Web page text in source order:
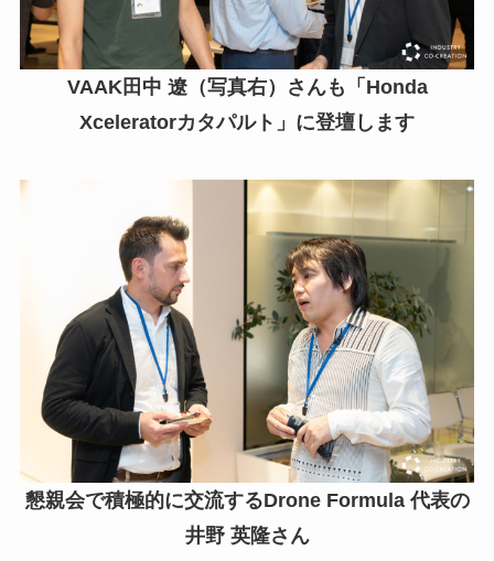
VAAK田中 遼（写真右）さんも「Honda
Xceleratorカタパルト」に登壇します
懇親会で積極的に交流するDrone Formula 代表の
井野 英隆さん